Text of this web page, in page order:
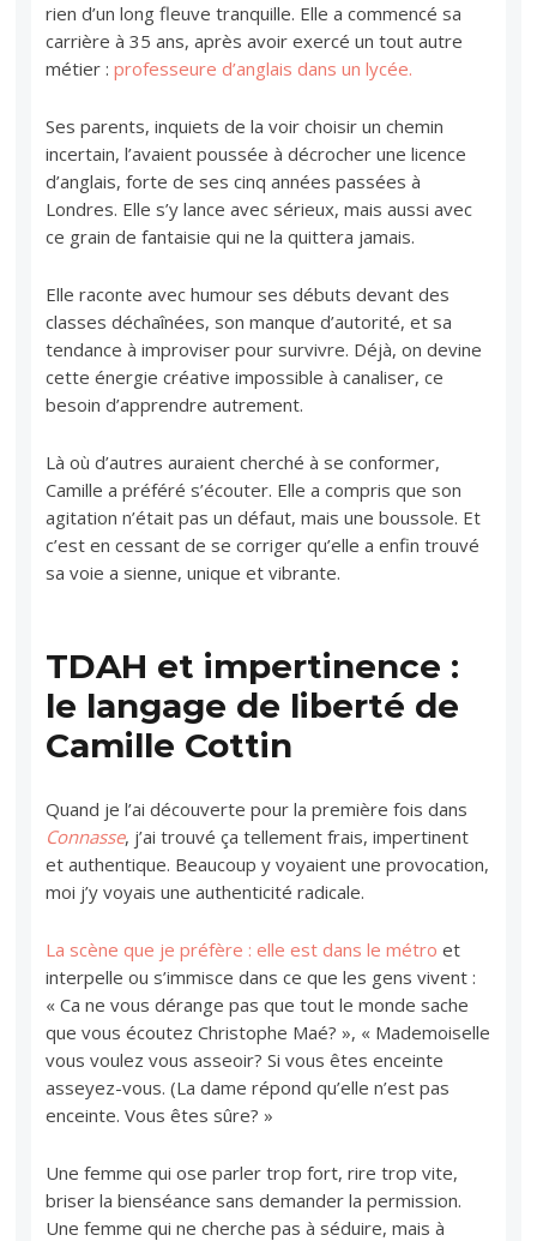
rien d’un long fleuve tranquille. Elle a commencé sa
carrière à 35 ans, après avoir exercé un tout autre
métier :professeure d’anglais dans un lycée.
Ses parents, inquiets de la voir choisir un chemin
incertain, l’avaient poussée à décrocher une licence
d’anglais, forte de ses cinq années passées à
Londres. Elle s’y lance avec sérieux, mais aussi avec
ce grain de fantaisie qui ne la quittera jamais.
Elle raconte avec humour ses débuts devant des
classes déchaînées, son manque d’autorité, et sa
tendance à improviser pour survivre. Déjà, on devine
cette énergie créative impossible à canaliser, ce
besoin d’apprendre autrement.
Là où d’autres auraient cherché à se conformer,
Camille a préféré s’écouter. Elle a compris que son
agitation n’était pas un défaut, mais une boussole. Et
c’est en cessant de se corriger qu’elle a enfin trouvé
sa voie a sienne, unique et vibrante.
TDAH et impertinence :
le langage de liberté de
Camille Cottin
Quand je l’ai découverte pour la première fois dans
Connasse, j’ai trouvé ça tellement frais, impertinent
et authentique. Beaucoup y voyaient une provocation,
moi j’y voyais une authenticité radicale.
La scène que je préfère : elle est dans le métro et
interpelle ou s’immisce dans ce que les gens vivent :
« Ca ne vous dérange pas que tout le monde sache
que vous écoutez Christophe Maé? », « Mademoiselle
vous voulez vous asseoir? Si vous êtes enceinte
asseyez-vous. (La dame répond qu’elle n’est pas
enceinte. Vous êtes sûre? »
Une femme qui ose parler trop fort, rire trop vite,
briser la bienséance sans demander la permission.
Une femme qui ne cherche pas à séduire, mais à